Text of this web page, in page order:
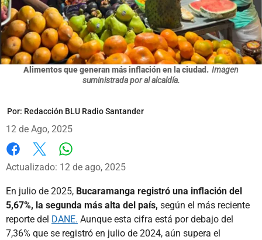
Alimentos que generan más inflación en la ciudad. Imagen
suministrada por al alcaldía.
Por: Redacción BLU Radio Santander
12 de Ago, 2025
Facebook
X
Actualizado: 12 de ago, 2025
En julio de 2025, Bucaramanga registró una inflación del
5,67%, la segunda más alta del país, según el más reciente
reporte del DANE. Aunque esta cifra está por debajo del
7,36% que se registró en julio de 2024, aún supera el